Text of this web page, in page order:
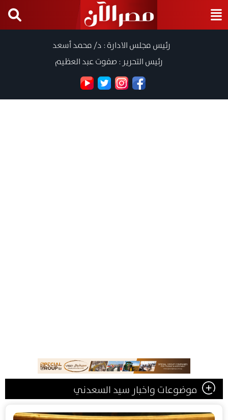
رئيس مجلس الادارة : د/ محمد أسعد
رئيس التحرير : صفوت عبد العظيم
موضوعات واخبار سيد السعدني